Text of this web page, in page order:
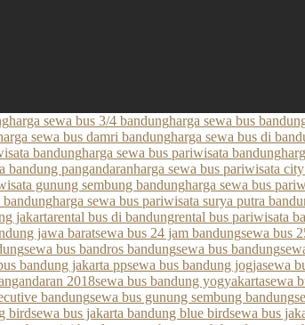
harga sewa bus 3/4 bandungharga sewa bus
sewa bus damri bandungharga sewa bus di
bandungharga sewa bus pariwisata bandung
bandung pangandaranharga sewa bus pariwisata
gunung sembung bandungharga sewa bus
bandungharga sewa bus pariwisata surya putra
jakartarental bus di bandungrental bus pariwisata
jawa baratsewa bus 24 jam bandungsewa bus
sewa bus bandros bandungsewa bus bandung
bandung jakarta ppsewa bus bandung jogjasewa
2018sewa bus bandung yogyakartasewa
bandungsewa bus gunung sembung bandung
birdsewa bus jakarta bandung blue birdsewa bus